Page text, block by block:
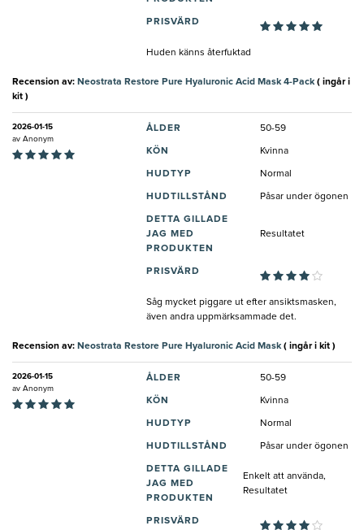
PRISVÄRD
Huden känns återfuktad
Recension av: Neostrata Restore Pure Hyaluronic Acid Mask 4-Pack( ingår i
kit )
2026-01-15
av Anonym
ÅLDER 50-59
KÖN Kvinna
HUDTYP Normal
HUDTILLSTÅND Påsar under ögonen
DETTA GILLADE
JAG MED
PRODUKTEN
Resultatet
PRISVÄRD
Såg mycket piggare ut efter ansiktsmasken,
även andra uppmärksammade det.
Recension av: Neostrata Restore Pure Hyaluronic Acid Mask( ingår i kit )
2026-01-15
av Anonym
ÅLDER 50-59
KÖN Kvinna
HUDTYP Normal
HUDTILLSTÅND Påsar under ögonen
DETTA GILLADE
JAG MED
PRODUKTEN
Enkelt att använda,
Resultatet
PRISVÄRD